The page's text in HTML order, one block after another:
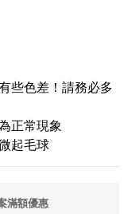
些色差！請務必多
正常現象
起毛球
滿額優惠